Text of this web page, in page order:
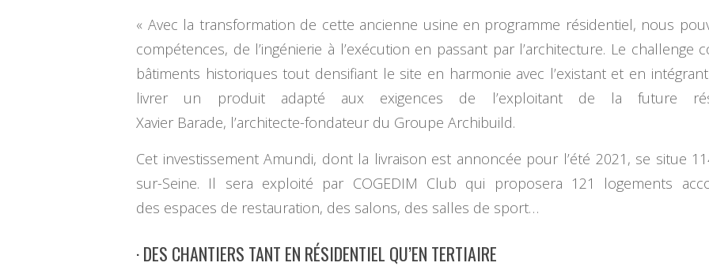
« Avec la transformation de cette ancienne usine en programme résidentiel, nous
compétences, de l’ingénierie à l’exécution en passant par l’architecture. Le challenge
bâtiments historiques tout densifiant le site en harmonie avec l’existant et en
livrer un produit adapté aux exigences de l’exploitant de la future
Xavier Barade, l’architecte-fondateur du Groupe Archibuild.
Cet investissement Amundi, dont la livraison est annoncée pour l’été 2021, se situe
sur-Seine. Il sera exploité par COGEDIM Club qui proposera 121 logements
des espaces de restauration, des salons, des salles de sport…
· DES CHANTIERS TANT EN RÉSIDENTIEL QU’EN TERTIAIRE